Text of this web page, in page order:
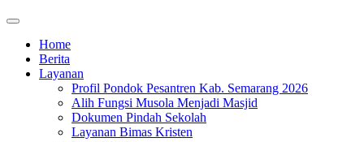
Home
Berita
Layanan
Profil Pondok Pesantren Kab. Semarang 2026
Alih Fungsi Musola Menjadi Masjid
Dokumen Pindah Sekolah
Layanan Bimas Kristen